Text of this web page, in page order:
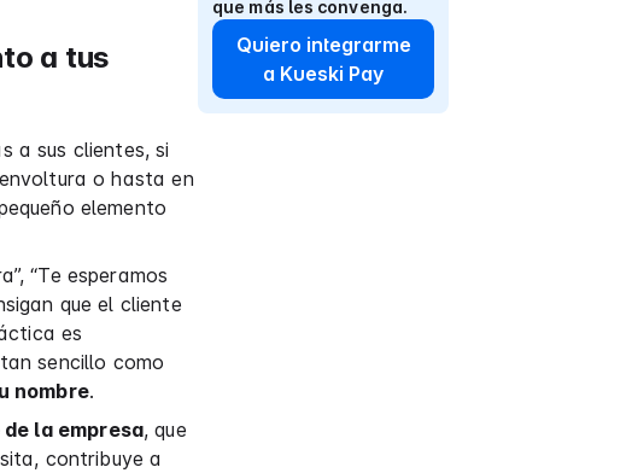
a tus
a sus clientes, si
o hasta en
elemento
“Te esperamos
que el cliente
es
sencillo como
nombre.
la empresa, que
contribuye a
que más les convenga.
Quiero integrarme
a Kueski Pay